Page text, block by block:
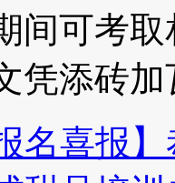
可考取
凭添砖加
名喜报